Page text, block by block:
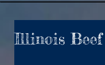
Illinois Beef